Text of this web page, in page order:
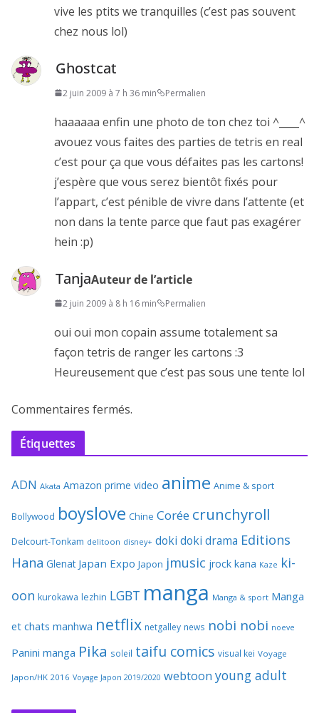
vive les ptits we tranquilles (c’est pas souvent
chez nous lol)
Ghostcat
2 juin 2009 à 7 h 36 min Permalien
haaaaaa enfin une photo de ton chez toi ^____^
avouez vous faites des parties de tetris en real
c’est pour ça que vous défaites pas les cartons!
j’espère que vous serez bientôt fixés pour
l’appart, c’est pénible de vivre dans l’attente (et
non dans la tente parce que faut pas exagérer
hein :p)
TanjaAuteur de l’article
2 juin 2009 à 8 h 16 min Permalien
oui oui mon copain assume totalement sa
façon tetris de ranger les cartons :3
Heureusement que c’est pas sous une tente lol
Commentaires fermés.
Étiquettes
ADN Akata Amazon prime video anime Anime & sport
Bollywood boyslove Chine Corée crunchyroll
Delcourt-Tonkam delitoon disney+ doki doki drama Editions
Hana Glenat Japan Expo Japon jmusic jrock kana Kaze ki-
oon kurokawa lezhin LGBT manga Manga & sport Manga
et chats manhwa netflix netgalley news nobi nobi noeve
Panini manga Pika soleil taifu comics visual kei Voyage
Japon/HK 2016 Voyage Japon 2019/2020 webtoon young adult